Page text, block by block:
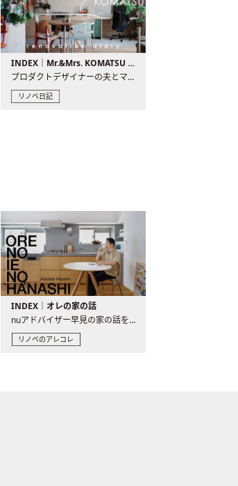
INDEX｜Mr.&Mrs. KOMATSU renovation diary
プロダクトデザイナーの夫とマーチャンダイザーの妻が、夫婦で..
リノベ日記
INDEX｜オレの家の話
nuアドバイザー早見の家の話を、全4話でお届け。リノベーションを..
リノベのアレコレ